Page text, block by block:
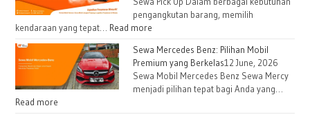
Lapangan
Harian
dan
untuk
Kebutuhan
Logistik
pengangkutan barang, memilih
kendaraan yang tepat… Read more
Pick
Up
Harian
Sewa Mercedes Benz: Pilihan Mobil
Premium yang Berkelas12 June, 2026
Sewa Mobil Mercedes Benz Sewa Mercy
menjadi pilihan tepat bagi Anda yang…
Read more